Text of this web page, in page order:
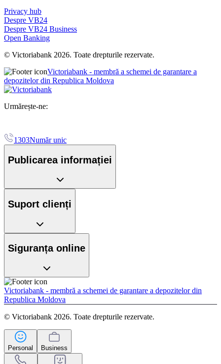
Privacy hub
Despre VB24
Despre VB24 Business
Open Banking
© Victoriabank 2026. Toate drepturile rezervate.
Victoriabank - membră a schemei de garantare a
depozitelor din Republica Moldova
Urmărește-ne:
1303Număr unic
Publicarea informației
Suport clienți
Siguranța online
Victoriabank - membră a schemei de garantare a depozitelor din
Republica Moldova
© Victoriabank 2026. Toate drepturile rezervate.
Personal Business